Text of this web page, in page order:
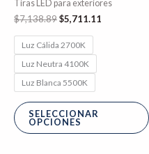
Tiras LED para exteriores
$7,138.89$5,711.11
Luz Cálida 2700K
Luz Neutra 4100K
Luz Blanca 5500K
SELECCIONAR
OPCIONES